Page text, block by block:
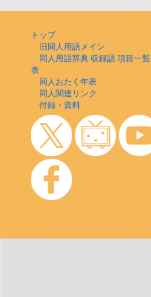
トップ
旧同人用語メイン
同人用語辞典 収録語 項目一覧
表
同人おたく年表
同人関連リンク
付録・資料